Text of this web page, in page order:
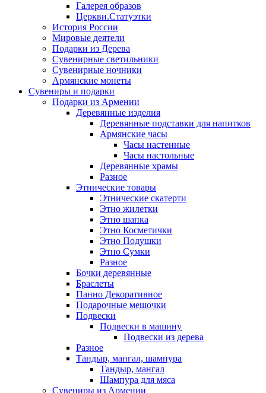
Галерея образов
Церкви.Статуэтки
История России
Мировые деятели
Подарки из Дерева
Сувенирные светильники
Сувенирные ночники
Армянские монеты
Сувениры и подарки
Подарки из Армении
Деревянные изделия
Деревянные подставки для напитков
Армянские часы
Часы настенные
Часы настольные
Деревянные храмы
Разное
Этнические товары
Этнические скатерти
Этно жилетки
Этно шапка
Этно Косметички
Этно Подушки
Этно Сумки
Разное
Бочки деревянные
Браслеты
Панно Декоративное
Подарочные мешочки
Подвески
Подвески в машину
Подвески из дерева
Разное
Тандыр, мангал, шампура
Тандыр, мангал
Шампура для мяса
Сувениры из Армении